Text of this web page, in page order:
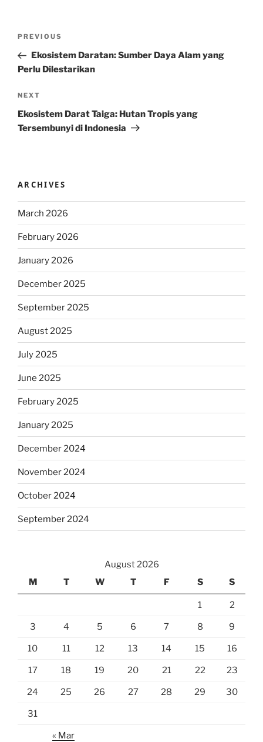
Previous
Post
PREVIOUS
Ekosistem Daratan: Sumber Daya Alam yang
Perlu Dilestarikan
Next
Post
NEXT
Ekosistem Darat Taiga: Hutan Tropis yang
Tersembunyi di Indonesia
ARCHIVES
March 2026
February 2026
January 2026
December 2025
September 2025
August 2025
July 2025
June 2025
February 2025
January 2025
December 2024
November 2024
October 2024
September 2024
August 2026
M
T W T F S S
1 2
3 4 5 6 7 8 9
10 11 12 13 14 15 16
17 18 19 20 21 22 23
24 25 26 27 28 29 30
31
« Mar